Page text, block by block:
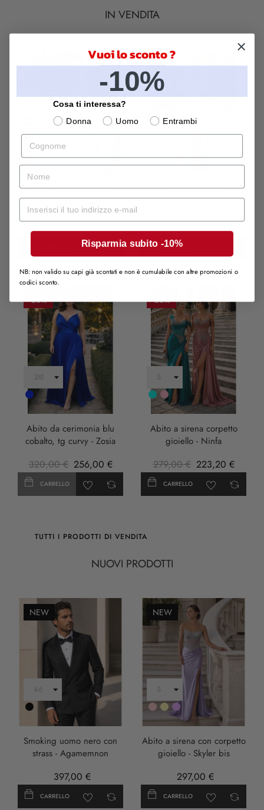
IN VENDITA
-30%
Smoking uomo bianco
panna - Pascal
407,00 € 284,90 €
-20%
LILLA
Abito da cerimonia a
339,00 € 271,20 €
CARRELLO
-20%
Cobalto
Abito da cerimonia blu
cobalto, tg curvy - Zosia
320,00 € 256,00 €
CARRELLO
-20%
Turchese
rosa
anticha
Abito a sirena corpetto
gioiello - Ninfa
279,00 € 223,20 €
CARRELLO
TUTTI I PRODOTTI DI VENDITA
NUOVI PRODOTTI
NEW
Nero
Smoking uomo nero con
strass - Agamemnon
397,00 €
CARRELLO
NEW
RosaOroLILLA
Abito a sirena con corpetto
gioiello - Skyler bis
297,00 €
CARRELLO
Vuoi lo sconto ?
-10%
Cosa ti interessa?
Donna
Uomo
Entrambi
Cognome
nome
Mail
Risparmia subito -10%
NB: non valido su capi già scontati e non è cumulabile con altre promozioni o
codici sconto.